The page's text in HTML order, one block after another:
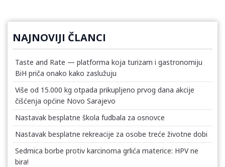
NAJNOVIJI ČLANCI
Taste and Rate — platforma koja turizam i gastronomiju
BiH priča onako kako zaslužuju
Više od 15.000 kg otpada prikupljeno prvog dana akcije
čišćenja općine Novo Sarajevo
Nastavak besplatne škola fudbala za osnovce
Nastavak besplatne rekreacije za osobe treće životne dobi
Sedmica borbe protiv karcinoma grlića materice: HPV ne
bira!